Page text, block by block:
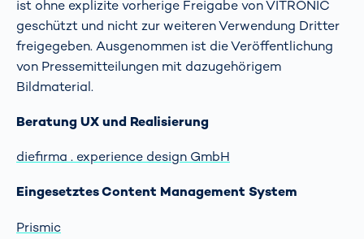
ist ohne explizite vorherige Freigabe von VITRONIC
geschützt und nicht zur weiteren Verwendung Dritter
freigegeben. Ausgenommen ist die Veröffentlichung
von Pressemitteilungen mit dazugehörigem
Bildmaterial.
Beratung UX und Realisierung
diefirma . experience design GmbH
Eingesetztes Content Management System
Prismic